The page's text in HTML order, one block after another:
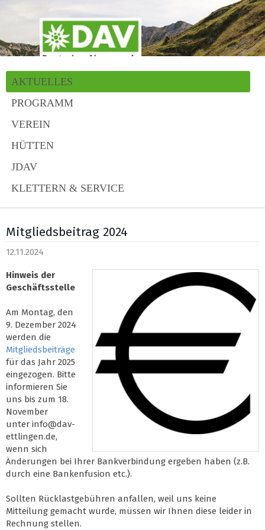
AKTUELLES
PROGRAMM
VEREIN
HÜTTEN
JDAV
KLETTERN & SERVICE
Mitgliedsbeitrag 2024
12.11.2024
Hinweis der
Geschäftsstelle
Am Montag, den
9. Dezember 2024
werden die
Mitgliedsbeiträge
für das Jahr 2025
eingezogen. Bitte
informieren Sie
uns bis zum 18.
November
unter info@dav-
ettlingen.de,
wenn sich
Änderungen bei Ihrer Bankverbindung ergeben haben (z.B.
durch eine Bankenfusion etc.).
Sollten Rücklastgebühren anfallen, weil uns keine
Mitteilung gemacht wurde, müssen wir Ihnen diese leider in
Rechnung stellen.